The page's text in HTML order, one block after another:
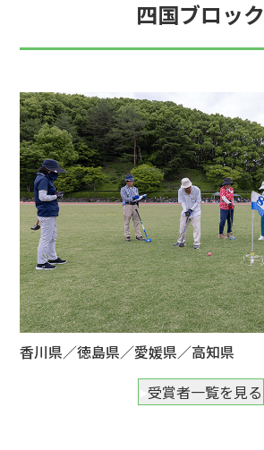
四国ブロック
香川県／徳島県／愛媛県／高知県
受賞者一覧を見る